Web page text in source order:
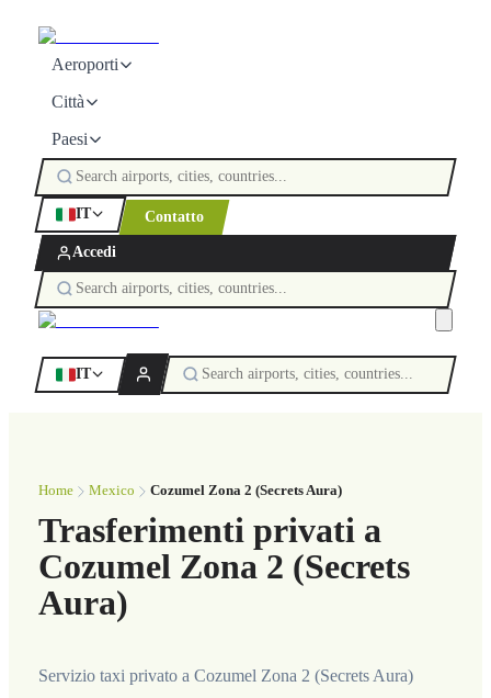
Aeroporti
Città
Paesi
IT Contatto
Accedi
IT
Home Mexico Cozumel Zona 2 (Secrets Aura)
Trasferimenti privati a
Cozumel Zona 2 (Secrets
Aura)
Servizio taxi privato a Cozumel Zona 2 (Secrets Aura)